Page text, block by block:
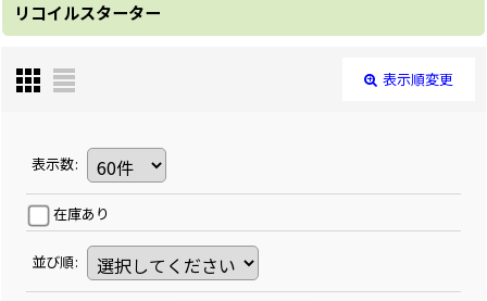
リコイルスターター
表示順変更
表示数:
在庫あり
並び順: